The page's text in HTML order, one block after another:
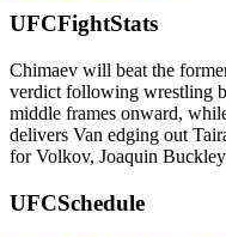
UFCFightStats
Chimaev will beat the
verdict following wrestling
middle frames onward,
delivers Van edging out
for Volkov, Joaquin
UFCSchedule